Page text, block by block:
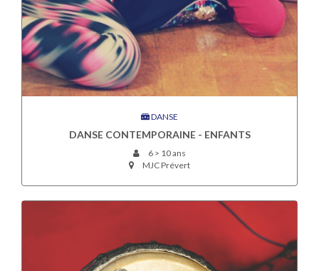
DANSE
DANSE CONTEMPORAINE - ENFANTS
6 > 10 ans
MJC Prévert